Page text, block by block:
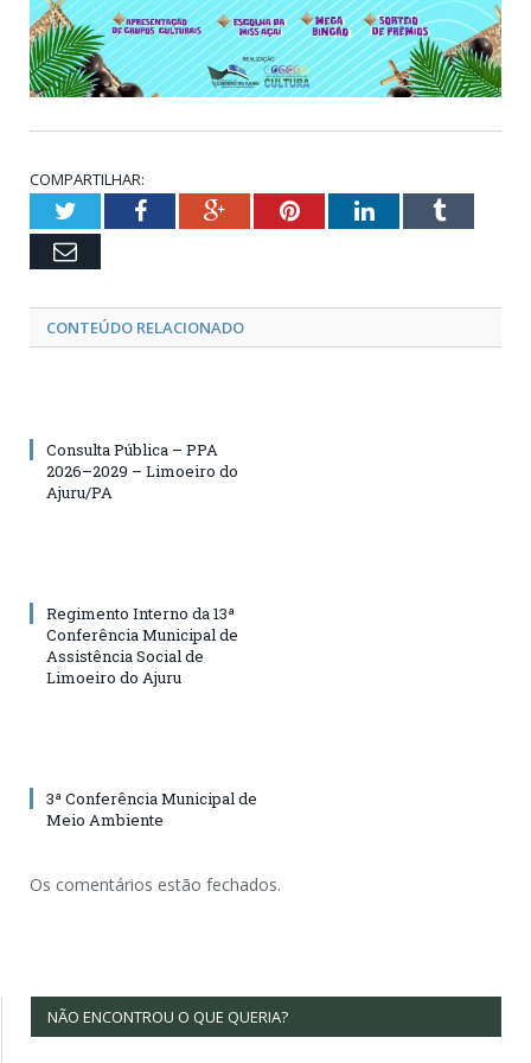
COMPARTILHAR:
TwitterFacebookGoogle+PinterestLinkedInTumblr
Email
CONTEÚDO RELACIONADO
Consulta Pública – PPA
2026–2029 – Limoeiro do
Ajuru/PA
Regimento Interno da 13ª
Conferência Municipal de
Assistência Social de
Limoeiro do Ajuru
3ª Conferência Municipal de
Meio Ambiente
Os comentários estão fechados.
NÃO ENCONTROU O QUE QUERIA?